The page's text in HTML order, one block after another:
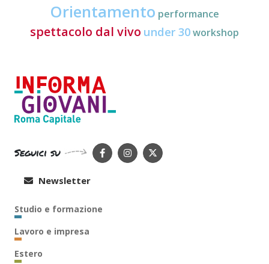
Orientamento performance
spettacolo dal vivo under 30workshop
Seguici su
Newsletter
Studio e formazione
Lavoro e impresa
Estero